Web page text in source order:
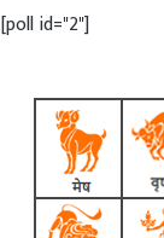
[poll id="2"]